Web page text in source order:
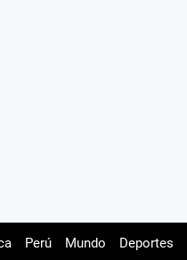
Perú Mundo Deportes